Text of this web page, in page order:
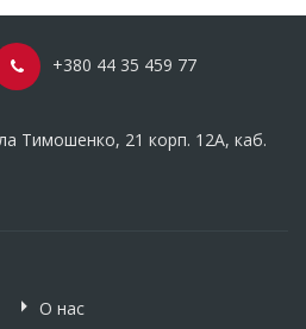
+380 44 35 459 77
Тимошенко, 21 корп. 12А, каб.
О нас